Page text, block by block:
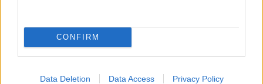
CONFIRM
Data Deletion Data Access Privacy Policy